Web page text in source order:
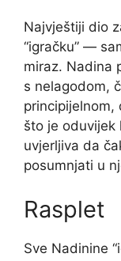
Najvještiji dio
“igračku” —
miraz. Nadina
s nelagodom,
principijelnom,
što je oduvijek
uvjerljiva da
posumnjati u
Rasplet
Sve Nadinine